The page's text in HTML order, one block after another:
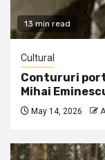
13 min read
Cultural
Contururi
Mihai
May 14, 2026